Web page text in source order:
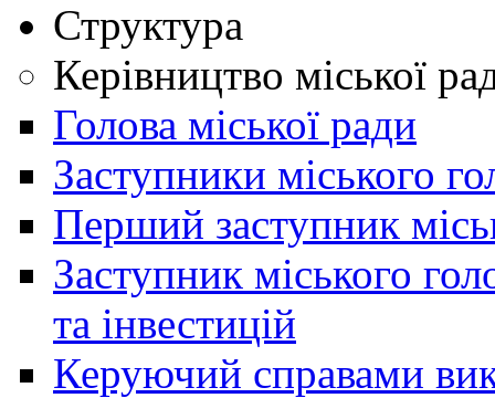
Структура
Керівництво міської
Голова міської ради
Заступники міського
Перший заступник
Заступник міського
та інвестицій
Керуючий справами